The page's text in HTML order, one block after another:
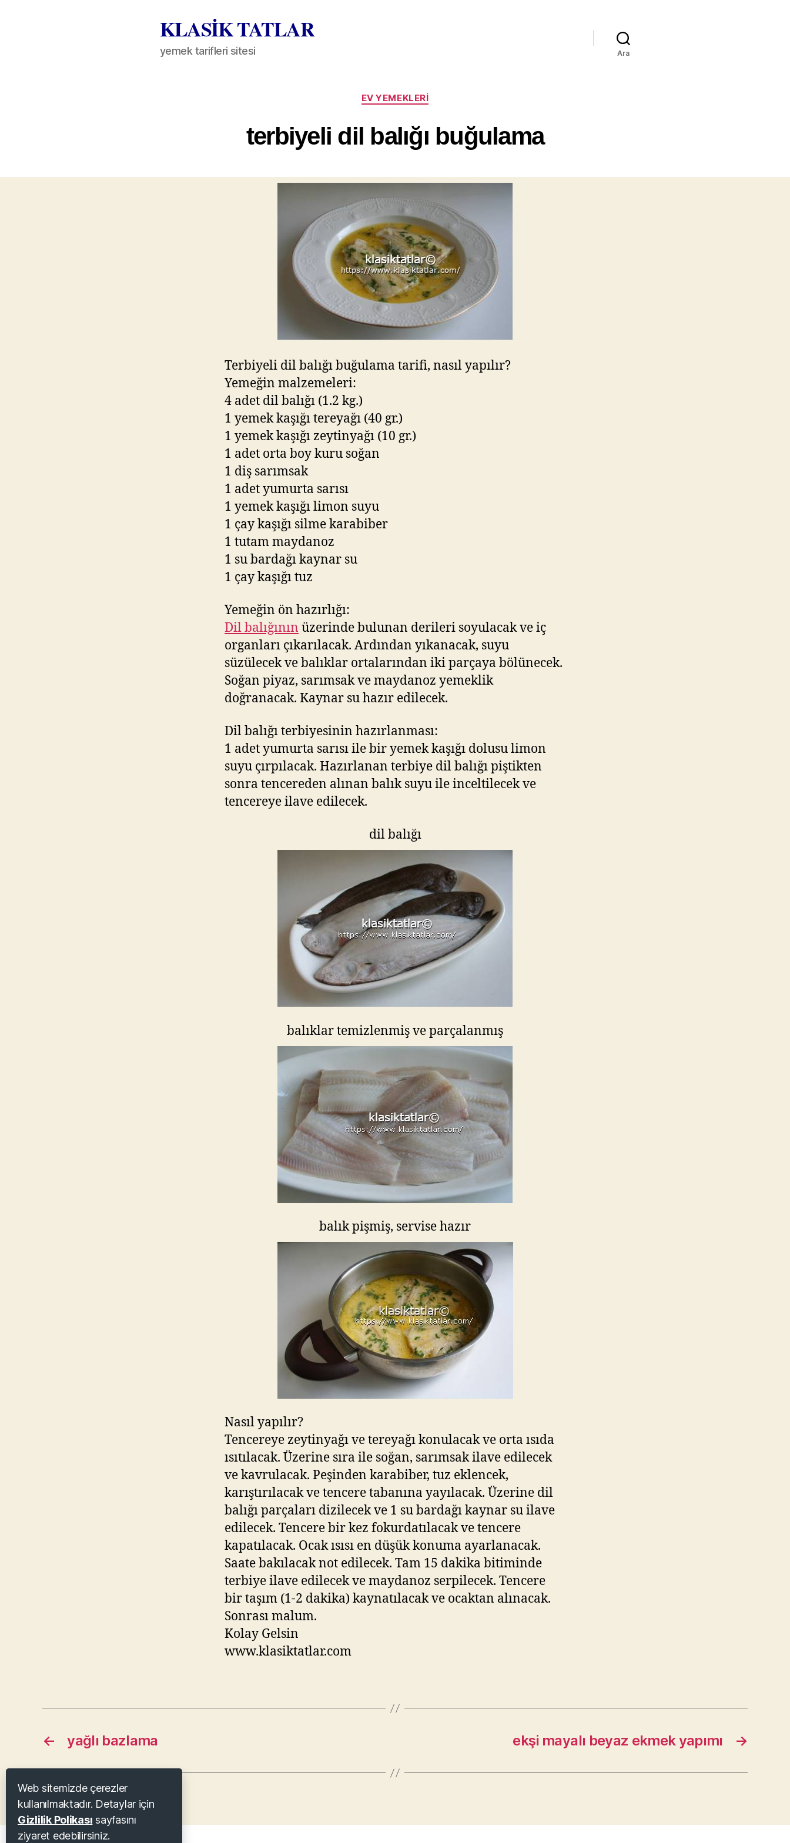
KLASİK TATLAR
yemek tarifleri sitesi Ara
Kategoriler
EV YEMEKLERI
terbiyeli dil balığı buğulama
Terbiyeli dil balığı buğulama tarifi, nasıl yapılır?
Yemeğin malzemeleri:
4 adet dil balığı (1.2 kg.)
1 yemek kaşığı tereyağı (40 gr.)
1 yemek kaşığı zeytinyağı (10 gr.)
1 adet orta boy kuru soğan
1 diş sarımsak
1 adet yumurta sarısı
1 yemek kaşığı limon suyu
1 çay kaşığı silme karabiber
1 tutam maydanoz
1 su bardağı kaynar su
1 çay kaşığı tuz
Yemeğin ön hazırlığı:
Dil balığının üzerinde bulunan derileri soyulacak ve iç
organları çıkarılacak. Ardından yıkanacak, suyu
süzülecek ve balıklar ortalarından iki parçaya bölünecek.
Soğan piyaz, sarımsak ve maydanoz yemeklik
doğranacak. Kaynar su hazır edilecek.
Dil balığı terbiyesinin hazırlanması:
1 adet yumurta sarısı ile bir yemek kaşığı dolusu limon
suyu çırpılacak. Hazırlanan terbiye dil balığı piştikten
sonra tencereden alınan balık suyu ile inceltilecek ve
tencereye ilave edilecek.
dil balığı
balıklar temizlenmiş ve parçalanmış
balık pişmiş, servise hazır
Nasıl yapılır?
Tencereye zeytinyağı ve tereyağı konulacak ve orta ısıda
ısıtılacak. Üzerine sıra ile soğan, sarımsak ilave edilecek
ve kavrulacak. Peşinden karabiber, tuz eklencek,
karıştırılacak ve tencere tabanına yayılacak. Üzerine dil
balığı parçaları dizilecek ve 1 su bardağı kaynar su ilave
edilecek. Tencere bir kez fokurdatılacak ve tencere
kapatılacak. Ocak ısısı en düşük konuma ayarlanacak.
Saate bakılacak not edilecek. Tam 15 dakika bitiminde
terbiye ilave edilecek ve maydanoz serpilecek. Tencere
bir taşım (1-2 dakika) kaynatılacak ve ocaktan alınacak.
Sonrası malum.
Kolay Gelsin
www.klasiktatlar.com
← yağlı bazlama →
ekşi mayalı beyaz ekmek yapımı
Web sitemizde çerezler
kullanılmaktadır. Detaylar için
Gizlilik Polikası sayfasını
ziyaret edebilirsiniz.